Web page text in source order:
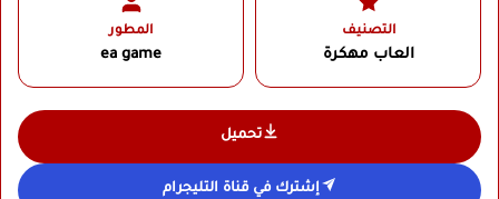
التصنيف
العاب مهكرة
المطور
ea game
تحميل
إشترك في قناة التليجرام